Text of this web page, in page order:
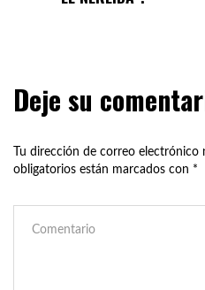
Deje su
Tu dirección de correo electrónico
obligatorios están marcados con *